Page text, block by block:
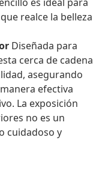
realce la belleza
Diseñada para
cerca de cadena
asegurando
efectiva
La exposición
no es un
cuidadoso y